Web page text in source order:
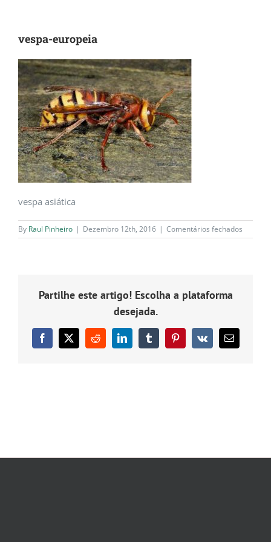
vespa-europeia
vespa asiática
By Raul Pinheiro | Dezembro 12th, 2016 | Comentários fechados
vespa-
Partilhe este artigo! Escolha a plataforma
desejada.
Facebook
X RedditLinkedInTumblrPinterest
Vk
Email